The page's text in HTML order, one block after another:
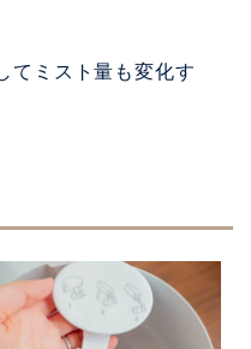
てミスト量も変化す